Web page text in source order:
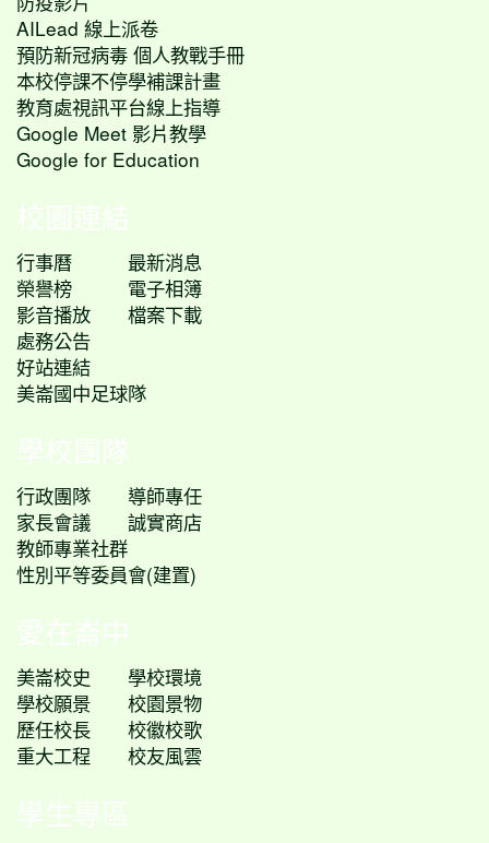
AILead 線上派卷
預防新冠病毒 個人教戰手冊
本校停課不停學補課計畫
教育處視訊平台線上指導
Google Meet 影片教學
Google for Education
校園連結
行事曆
最新消息
榮譽榜
電子相簿
影音播放
檔案下載
處務公告
好站連結
美崙國中足球隊
學校團隊
行政團隊
導師專任
家長會議
誠實商店
教師專業社群
性別平等委員會(建置)
愛在崙中
美崙校史
學校環境
學校願景
校園景物
歷任校長
校徽校歌
重大工程
校友風雲
學生專區